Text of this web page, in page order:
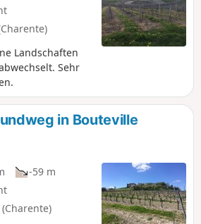
Landschaften
Sehr
in Bouteville
-59 m